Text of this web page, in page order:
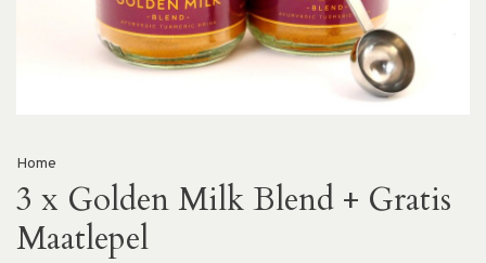
Home
3 x Golden Milk Blend + Gratis
Maatlepel